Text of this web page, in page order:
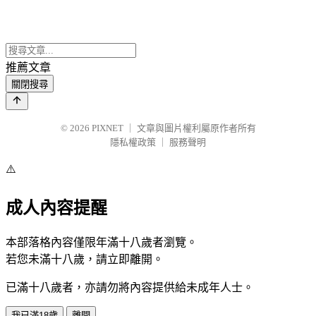
推薦文章
關閉搜尋
© 2026 PIXNET
文章與圖片權利屬原作者所有
隱私權政策
服務聲明
⚠️
成人內容提醒
本部落格內容僅限年滿十八歲者瀏覽。
若您未滿十八歲，請立即離開。
已滿十八歲者，亦請勿將內容提供給未成年人士。